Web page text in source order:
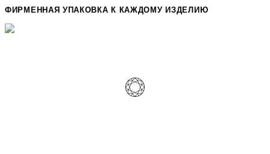
ФИРМЕННАЯ УПАКОВКА К КАЖДОМУ ИЗДЕЛИЮ